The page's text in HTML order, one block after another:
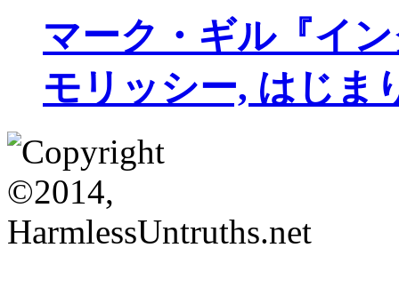
マーク・ギル『イ
モリッシー, はじま